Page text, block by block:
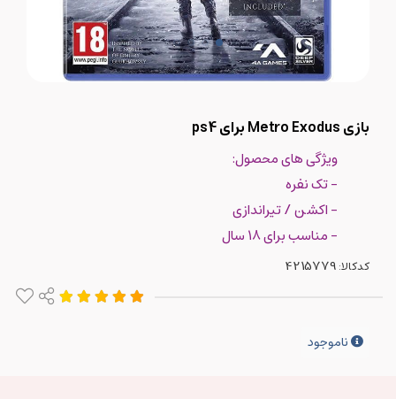
بازی Metro Exodus برای ps4
ویژگی های محصول:
- تک نفره
- اکشن / تیراندازی
- مناسب برای 18 سال
کدکالا:
ناموجود